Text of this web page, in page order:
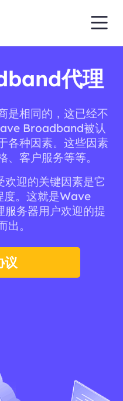
代理
是相同的，这已经不
Broadband被认
各种因素。这些因素
、客户服务等等。
迎的关键因素是它
度。这就是Wave
务器用户欢迎的提
出。
议